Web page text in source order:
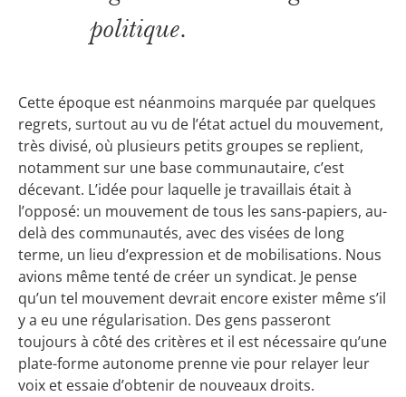
politique.
Cette époque est néanmoins marquée par quelques
regrets, surtout au vu de l’état actuel du mouvement,
très divisé, où plusieurs petits groupes se replient,
notamment sur une base communautaire, c’est
décevant. L’idée pour laquelle je travaillais était à
l’opposé: un mouvement de tous les sans-papiers, au-
delà des communautés, avec des visées de long
terme, un lieu d’expression et de mobilisations. Nous
avions même tenté de créer un syndicat. Je pense
qu’un tel mouvement devrait encore exister même s’il
y a eu une régularisation. Des gens passeront
toujours à côté des critères et il est nécessaire qu’une
plate-forme autonome prenne vie pour relayer leur
voix et essaie d’obtenir de nouveaux droits.